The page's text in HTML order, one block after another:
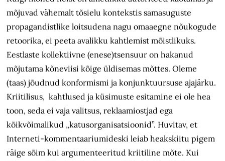
mõjuvad vähemalt tõsielu kontekstis samasuguste
propagandistlike loitsudena nagu omaaegne nõukogude
retoorika, ei peeta avalikku kahtlemist mõistlikuks.
Eestlaste kollektiivne (enese)tsensuur on hakanud
mõjutama kõneviisi kõige üldisemas mõttes. Oleme
(taas) jõudnud konformismi ja konjunktuursuse ajajärku.
Kriitilisus, kahtlused ja küsimuste esitamine ei ole hea
toon, seda ei vaja valitsus, reklaamiostjad ega
kõikvõimalikud „katusorganisatsioonid”. Huvitav, et
Interneti-kommentaariumideski leiab heakskiitu pigem
räige sõim kui argumenteeritud kriitiline mõte. Kui